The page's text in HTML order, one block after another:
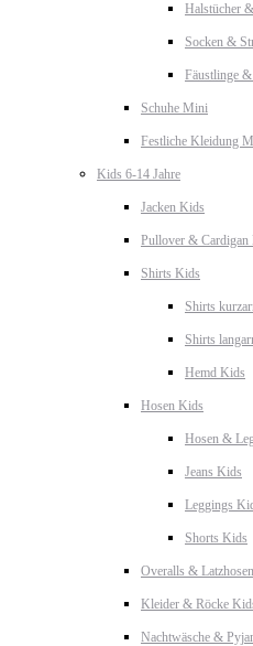
Halstücher
Socken &
Fäustlinge
Schuhe Mini
Festliche Kleidung
Kids 6-14 Jahre
Jacken Kids
Pullover & Cardigan
Shirts Kids
Shirts
Shirts
Hemd Kids
Hosen Kids
Hosen &
Jeans Kids
Leggings
Shorts Kids
Overalls &
Kleider & Röcke
Nachtwäsche &